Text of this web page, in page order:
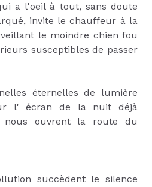
a l'oeil à tout, sans doute
invite le chauffeur à la
le moindre chien fou
susceptibles de passer
éternelles de lumière
l' écran de la nuit déjà
nous ouvrent la route du
succèdent le silence